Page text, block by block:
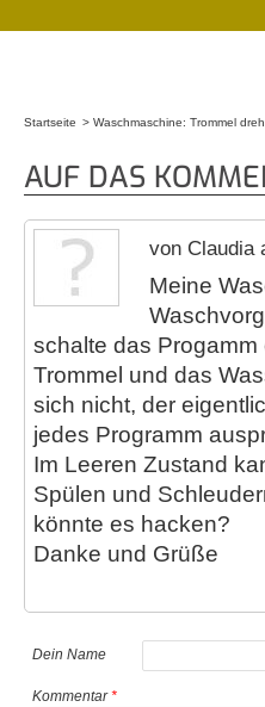
Startseite Waschmaschine: Trommel
AUF DAS
von Claudia
Meine
schalte das
Trommel und das
sich nicht, der
jedes Programm
Im Leeren Zustand
Spülen und
könnte es hacken?
Danke und Grüße
Dein Name
Kommentar*